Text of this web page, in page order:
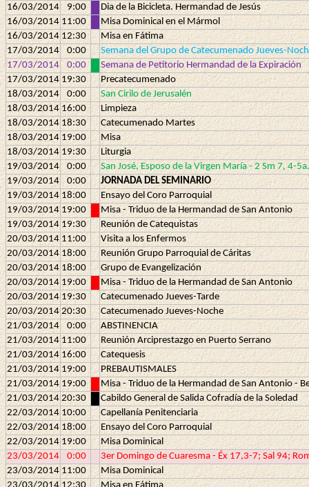
16/03/2014 9:00
Dia de la Bicicleta. Hermandad de Jesús
16/03/2014 11:00
Misa Dominical en el Mármol
16/03/2014 12:30
Misa en Fátima
17/03/2014
0:00
Semana del Grupo de Catecumenado Jueves-
17/03/2014
0:00
Semana de Petitorio Hermandad de la Expiración
17/03/2014 19:30
Precatecumenado
18/03/2014
0:00
San Cirilo de Jerusalén
18/03/2014 16:00
Limpieza
18/03/2014 18:30
Catecumenado Martes
18/03/2014 19:00
Misa
18/03/2014 19:30
Liturgia
19/03/2014
0:00
San José, Esposo de la Virgen María - 2 Sm 7,
19/03/2014
0:00
JORNADA DEL SEMINARIO
19/03/2014 18:00
Ensayo del Coro Parroquial
19/03/2014 19:00
Misa - Triduo de la Hermandad de San Antonio
19/03/2014 19:30
Reunión de Catequistas
20/03/2014 11:00
Visita a los Enfermos
20/03/2014 18:00
Reunión Grupo Parroquial de Cáritas
20/03/2014 18:00
Grupo de Evangelización
20/03/2014 19:00
Misa - Triduo de la Hermandad de San Antonio
20/03/2014 19:30
Catecumenado Jueves-Tarde
20/03/2014 20:30
Catecumenado Jueves-Noche
21/03/2014
0:00
ABSTINENCIA
21/03/2014 11:00
Reunión Arciprestazgo en Puerto Serrano
21/03/2014 16:00
Catequesis
21/03/2014 19:00
PREBAUTISMALES
21/03/2014 19:00
Misa - Triduo de la Hermandad de San Antonio -
21/03/2014 20:30
Cabildo General de Salida Cofradía de la Soledad
22/03/2014 10:00
Capellanía Penitenciaria
22/03/2014 18:00
Ensayo del Coro Parroquial
22/03/2014 19:00
Misa Dominical
23/03/2014
0:00
3er Domingo de Cuaresma - Éx 17,3-7; Sal 94;
23/03/2014 11:00
Misa Dominical